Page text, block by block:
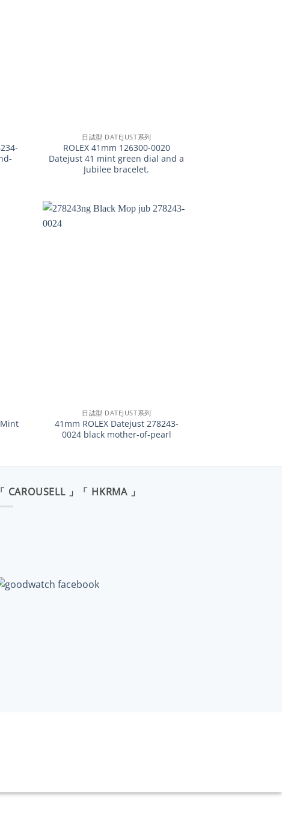
日誌型 DATEJUST系列
ROLEX 41mm 126300-0020
Datejust 41 mint green dial and a
Jubilee bracelet.
日誌型 DATEJUST系列
41mm ROLEX Datejust 278243-
0024 black mother-of-pearl
「 CAROUSELL 」「 HKRMA 」